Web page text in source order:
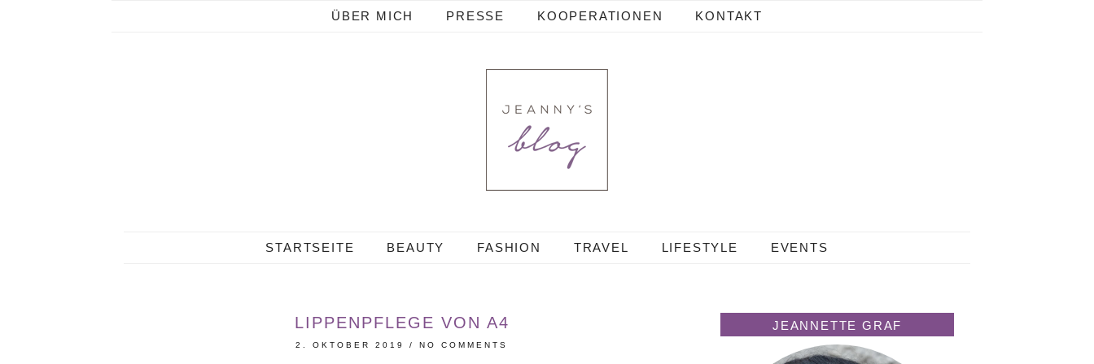
ÜBER MICH PRESSE KOOPERATIONEN KONTAKT
STARTSEITE BEAUTY FASHION TRAVEL LIFESTYLE EVENTS
LIPPENPFLEGE VON A4
2. OKTOBER 2019 /NO COMMENTS
JEANNETTE GRAF